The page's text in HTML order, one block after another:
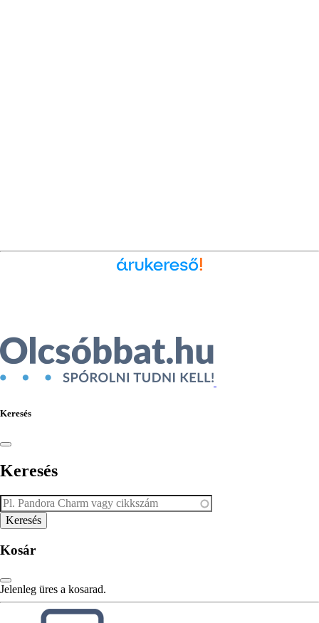
Keresés
Keresés
Kosár
Jelenleg üres a kosarad.